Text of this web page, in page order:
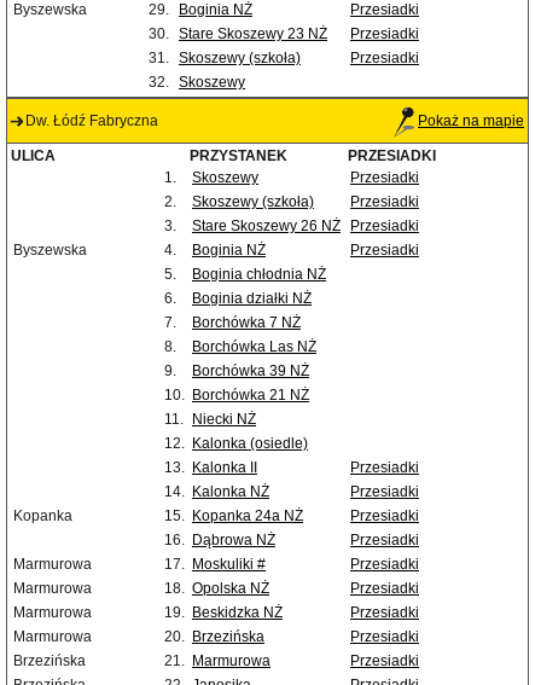
Byszewska
29. Boginia NŻ
Przesiadki
30. Stare Skoszewy 23 NŻ
Przesiadki
31. Skoszewy (szkoła)
Przesiadki
32. Skoszewy
Dw. Łódź Fabryczna Pokaż na mapie
ULICA PRZYSTANEK
PRZESIADKI
1.
Skoszewy
Przesiadki
2.
Skoszewy (szkoła)
Przesiadki
3.
Stare Skoszewy 26 NŻ
Przesiadki
Byszewska
4. Boginia NŻ
Przesiadki
5.
Boginia chłodnia NŻ
6.
Boginia działki NŻ
7.
Borchówka 7 NŻ
8.
Borchówka Las NŻ
9.
Borchówka 39 NŻ
10. Borchówka 21 NŻ
11.
Niecki NŻ
12. Kalonka (osiedle)
13. Kalonka II
Przesiadki
14. Kalonka NŻ
Przesiadki
Kopanka
15. Kopanka 24a NŻ
Przesiadki
16. Dąbrowa NŻ
Przesiadki
Marmurowa
17. Moskuliki #
Przesiadki
Marmurowa
18. Opolska NŻ
Przesiadki
Marmurowa
19. Beskidzka NŻ
Przesiadki
Marmurowa
20. Brzezińska
Przesiadki
Brzezińska
21. Marmurowa
Przesiadki